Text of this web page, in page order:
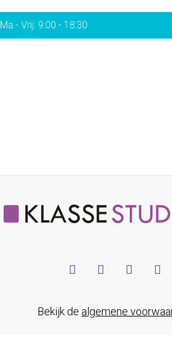
Ma - Vrij: 9:00 - 18:30
Bekijk de algemene